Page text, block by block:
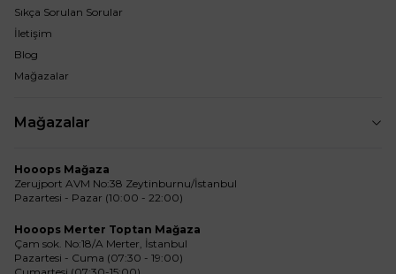
Sıkça Sorulan Sorular
İletişim
Blog
Mağazalar
Mağazalar
Hooops Mağaza
Zerujport AVM No:38 Zeytinburnu/İstanbul
Pazartesi - Pazar (10:00 - 22:00)
Hooops Merter Toptan Mağaza
Çam sok. No:18/A Merter, İstanbul
Pazartesi - Cuma (07:30 - 19:00)